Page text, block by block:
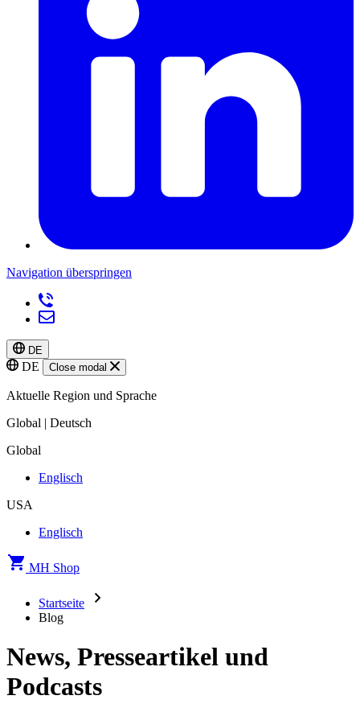
Navigation überspringen
DE
DE Close modal
Aktuelle Region und Sprache
Global | Deutsch
Global
Englisch
USA
Englisch
MH Shop
Startseite
Blog
News, Presseartikel und
Podcasts